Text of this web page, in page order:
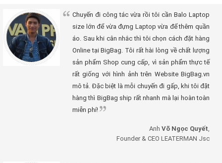
Chuyến đi công tác vừa rồi tôi cần Balo Laptop
size lớn để vừa đựng Laptop vừa để thêm quần
áo. Sau khi cân nhắc thì tôi chọn cách đặt hàng
Online tại BigBag. Tôi rất hài lòng về chất lượng
sản phẩm Shop cung cấp, vì sản phẩm thực tế
rất giống với hình ảnh trên Website BigBag.vn
mô tả. Đặc biệt là mỗi chuyến đi gấp, khi tôi đặt
hàng thì BigBag ship rất nhanh mà lại hoàn toàn
miễn phí!
Anh Võ Ngọc Quyết,
Founder & CEO LEATERMAN Jsc